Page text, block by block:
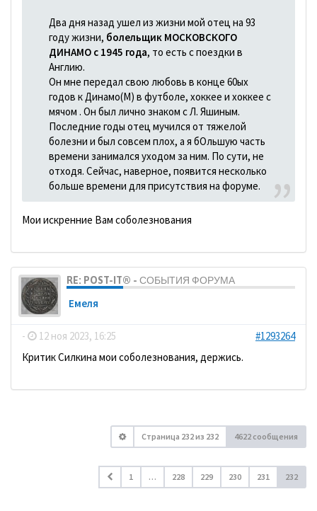
Два дня назад ушел из жизни мой отец на 93
году жизни, болельщик МОСКОВСКОГО
ДИНАМО с 1945 года, то есть с поездки в
Англию.
Он мне передал свою любовь в конце 60ых
годов к Динамо(М) в футболе, хоккее и хоккее с
мячом . Он был лично знаком с Л. Яшиным.
Последние годы отец мучился от тяжелой
болезни и был совсем плох, а я бОльшую часть
времени занимался уходом за ним. По сути, не
отходя. Сейчас, наверное, появится несколько
больше времени для присутствия на форуме.
Мои искренние Вам соболезнования
RE: POST-IT® - СОБЫТИЯ ФОРУМА
Емеля
- 12 ноя 2023, 16:25
#1293264
Критик Силкина мои соболезнования, держись.
Страница 232из 232 4622 сообщения
1 … 228 229 230 231 232